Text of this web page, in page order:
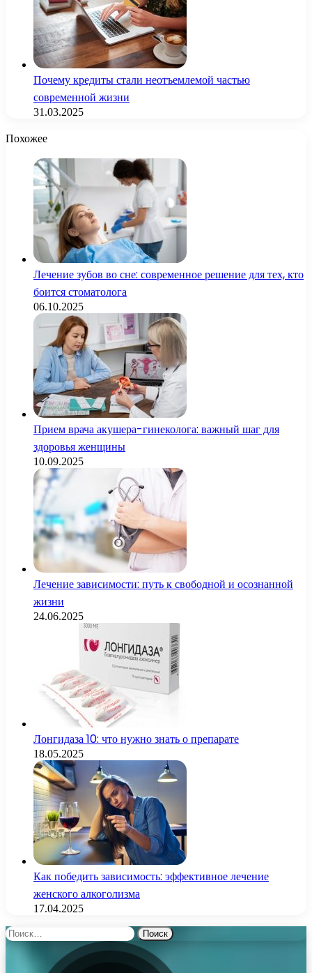
Почему кредиты стали неотъемлемой частью
современной жизни
31.03.2025
Похожее
Лечение зубов во сне: современное решение для тех, кто
боится стоматолога
06.10.2025
Прием врача акушера-гинеколога: важный шаг для
здоровья женщины
10.09.2025
Лечение зависимости: путь к свободной и осознанной
жизни
24.06.2025
Лонгидаза 10: что нужно знать о препарате
18.05.2025
Как победить зависимость: эффективное лечение
женского алкоголизма
17.04.2025
Найти: